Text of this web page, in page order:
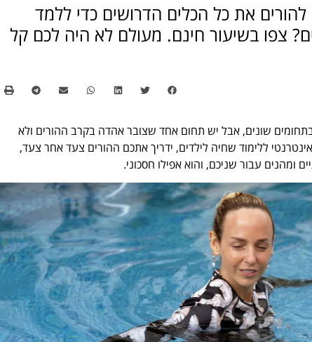
את כל הכלים הדרושים כדי ללמד
צפו בשיעור חינם. מעולם לא היה לכם קל
שונים, אבל יש תחום אחד שצובר אהדה בקרב ההורים ולא
ללימוד שחיה לילדים, ידריך אתכם ההורים צעד אחר צעד,